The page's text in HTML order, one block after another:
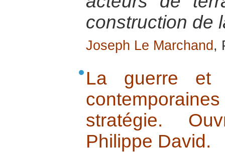
construction de
Joseph Le Marchand ,
La guerre et
stratégie.
Philippe David.